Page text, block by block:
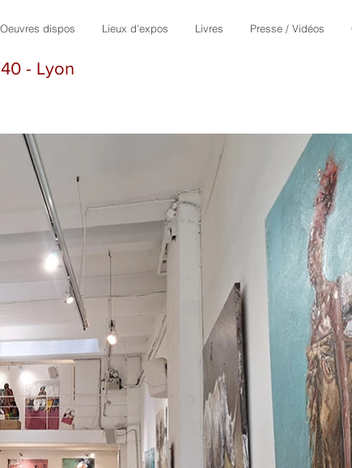
Oeuvres dispos Lieux d'expos Livres Presse / Vidéos
- Lyon